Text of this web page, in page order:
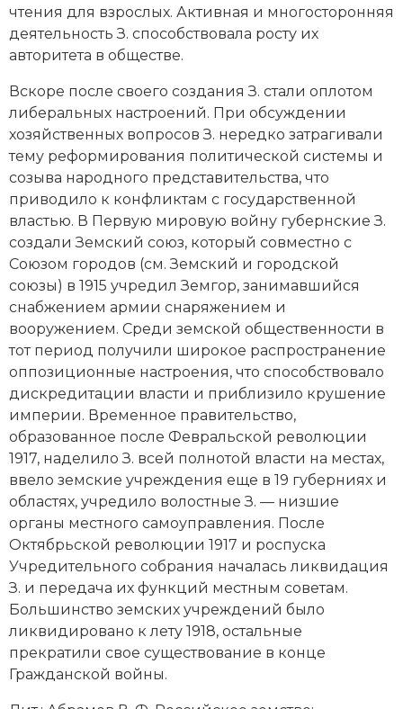
чтения для взрослых. Активная и многосторонняя
деятельность З. способствовала росту их
авторитета в обществе.
Вскоре после своего создания З. стали оплотом
либеральных настроений. При обсуждении
хозяйственных вопросов З. нередко затрагивали
тему реформирования политической системы и
созыва народного представительства, что
приводило к конфликтам с государственной
властью. В Первую мировую войну губернские З.
создали Земский союз, который совместно с
Союзом городов (см.Земский и городской
союзы) в 1915 учредилЗемгор, занимавшийся
снабжением армии снаряжением и
вооружением. Среди земской общественности в
тот период получили широкое распространение
оппозиционные настроения, что способствовало
дискредитации власти и приблизило крушение
империи. Временное правительство,
образованное после Февральской революции
1917, наделило З. всей полнотой власти на местах,
ввело земские учреждения еще в 19 губерниях и
областях, учредило волостные З. — низшие
органы местного самоуправления. После
Октябрьской революции 1917 и роспуска
Учредительного собрания началась ликвидация
З. и передача их функций местным советам.
Большинство земских учреждений было
ликвидировано к лету 1918, остальные
прекратили свое существование в конце
Гражданской войны.